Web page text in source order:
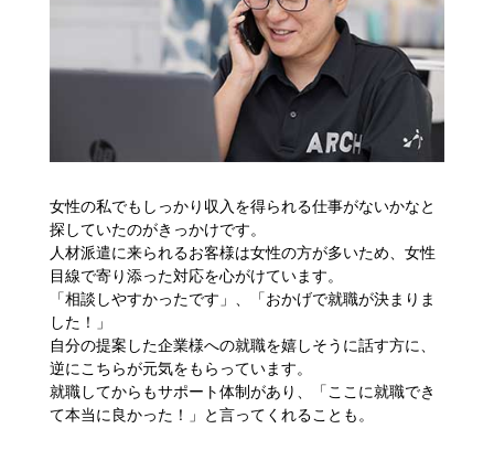
女性の私でもしっかり収入を得られる仕事がないかなと
探していたのがきっかけです。
人材派遣に来られるお客様は女性の方が多いため、女性
目線で寄り添った対応を心がけています。
「相談しやすかったです」、「おかげで就職が決まりま
した！」
自分の提案した企業様への就職を嬉しそうに話す方に、
逆にこちらが元気をもらっています。
就職してからもサポート体制があり、「ここに就職でき
て本当に良かった！」と言ってくれることも。